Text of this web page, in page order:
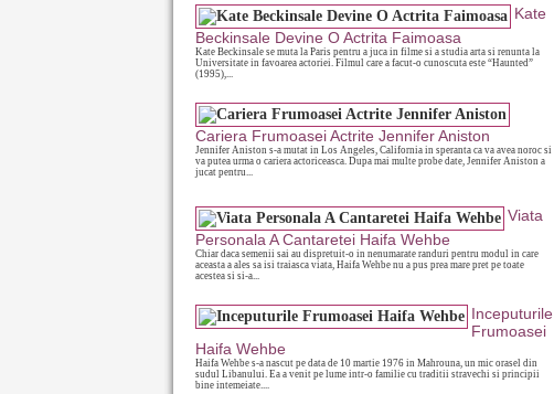
Kate
Beckinsale Devine O Actrita Faimoasa
Kate Beckinsale se muta la Paris pentru a juca in filme si a studia arta si renunta la
Universitate in favoarea actoriei. Filmul care a facut-o cunoscuta este “Haunted”
(1995),...
Cariera Frumoasei Actrite Jennifer Aniston
Jennifer Aniston s-a mutat in Los Angeles, California in speranta ca va avea noroc si
va putea urma o cariera actoriceasca. Dupa mai multe probe date, Jennifer Aniston a
jucat pentru...
Viata
Personala A Cantaretei Haifa Wehbe
Chiar daca semenii sai au dispretuit-o in nenumarate randuri pentru modul in care
aceasta a ales sa isi traiasca viata, Haifa Wehbe nu a pus prea mare pret pe toate
acestea si si-a...
Inceputurile
Frumoasei
Haifa Wehbe
Haifa Wehbe s-a nascut pe data de 10 martie 1976 in Mahrouna, un mic orasel din
sudul Libanului. Ea a venit pe lume intr-o familie cu traditii stravechi si principii
bine intemeiate....